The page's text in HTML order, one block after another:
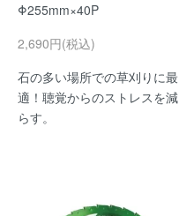
Φ255mm×40P
2,690円(税込)
石の多い場所での草刈りに最
適！聴覚からのストレスを減
らす。